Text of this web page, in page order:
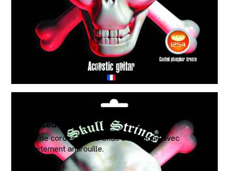
Skull acoustique Phosphore Bronze
Coated 13/56
Jeu de cordes 13/56 Skull acoustique avec
revêtement antirouille.